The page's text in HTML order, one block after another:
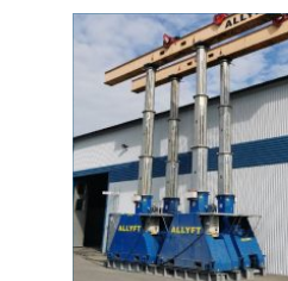
går skrotningen till?
Vilka papper behövs?
Hur ser man till att bilen
tas om hand på ett
miljöriktigt sätt? En
seriö...